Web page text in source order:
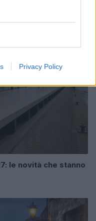
Privacy Policy
le novità che stanno